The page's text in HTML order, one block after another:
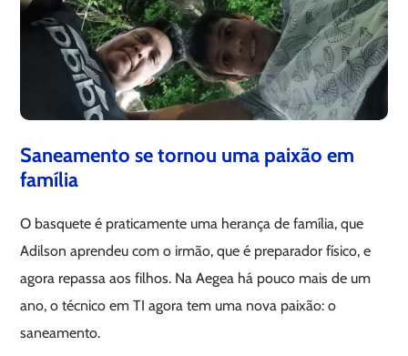
Saneamento se tornou uma paixão em
família
O basquete é praticamente uma herança de família, que
Adilson aprendeu com o irmão, que é preparador físico, e
agora repassa aos filhos. Na Aegea há pouco mais de um
ano, o técnico em TI agora tem uma nova paixão: o
saneamento.